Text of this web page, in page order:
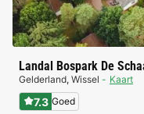
Landal Bospark De
Gelderland, Wissel Kaart
7.3 Goed